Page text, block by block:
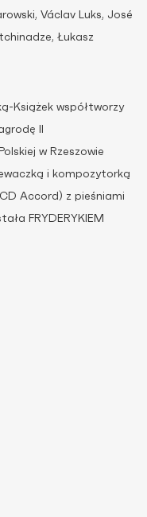
Václav Luks, José
Łukasz
Książek współtworzy
II
w Rzeszowie
i kompozytorką
Accord) z pieśniami
FRYDERYKIEM